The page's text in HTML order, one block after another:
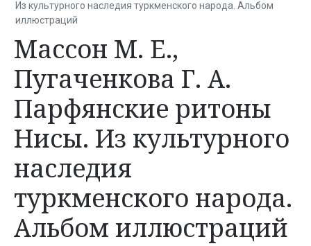
Из культурного наследия туркменского народа. Альбом
иллюстраций
Массон М. Е.,
Пугаченкова Г. А.
Парфянские ритоны
Нисы. Из культурного
наследия
туркменского народа.
Альбом иллюстраций